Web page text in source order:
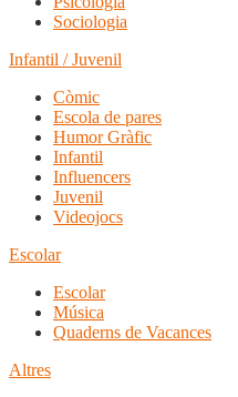
Sociologia
Infantil / Juvenil
Còmic
Escola de pares
Humor Gràfic
Infantil
Influencers
Juvenil
Videojocs
Escolar
Escolar
Música
Quaderns de Vacances
Altres